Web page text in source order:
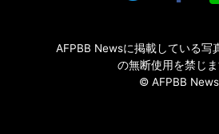
AFPBB Newsに掲載している写
の無断使用を禁じま
© AFPBB News